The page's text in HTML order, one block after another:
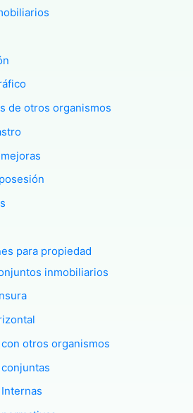
de otros organismos
para propiedad
inmobiliarios
otros organismos